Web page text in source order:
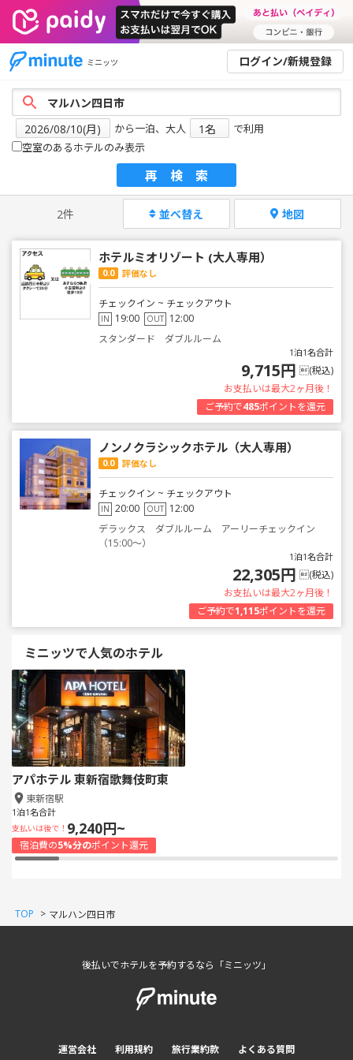
ミニッツ ログイン/新規登録
から一泊、大人
で利用
空室のあるホテルのみ表示
再検索
2件 並べ替え 地図
ホテルミオリゾート (大人専用）
0.0 評価なし
チェックイン ~ チェックアウト
IN 19:00 OUT 12:00
スタンダード ダブルルーム
1泊1名合計
9,715円 (税込)
お支払いは最大2ヶ月後！
ご予約で485ポイントを還元
ノンノクラシックホテル（大人専用）
0.0 評価なし
チェックイン ~ チェックアウト
IN 20:00 OUT 12:00
デラックス ダブルルーム アーリーチェックイン
（15:00～）
1泊1名合計
22,305円 (税込)
お支払いは最大2ヶ月後！
ご予約で1,115ポイントを還元
ミニッツで人気のホテル
アパホテル 東新宿歌舞伎町東
東新宿駅
1泊1名合計
支払いは後で！ 9,240円~
宿泊費の5%分のポイント還元
TOP > マルハン四日市
後払いでホテルを予約するなら「ミニッツ」
運営会社 利用規約 旅行業約款 よくある質問